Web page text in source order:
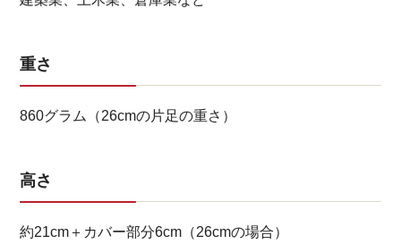
重さ
860グラム（26cmの片足の重さ）
高さ
約21cm＋カバー部分6cm（26cmの場合）